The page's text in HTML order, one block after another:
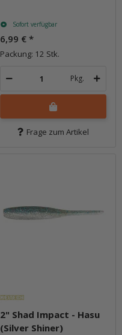
Sofort verfügbar
6,99 € *
Packung: 12 Stk.
Pkg.
Frage zum Artikel
2" Shad Impact - Hasu
(Silver Shiner)